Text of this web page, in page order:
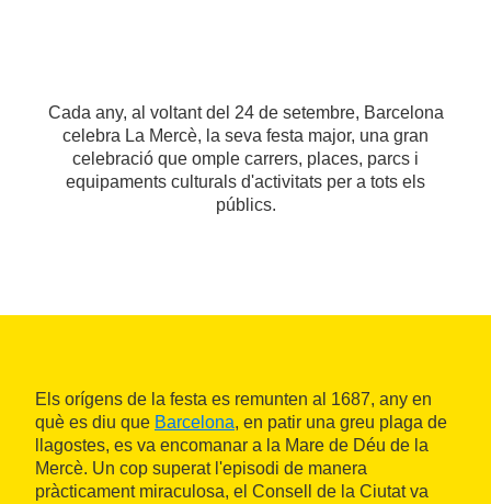
Cada any, al voltant del 24 de setembre, Barcelona
celebra La Mercè, la seva festa major, una gran
celebració que omple carrers, places, parcs i
equipaments culturals d'activitats per a tots els
públics.
Els orígens de la festa es remunten al 1687, any en
què es diu que Barcelona, en patir una greu plaga de
llagostes, es va encomanar a la Mare de Déu de la
Mercè. Un cop superat l'episodi de manera
pràcticament miraculosa, el Consell de la Ciutat va